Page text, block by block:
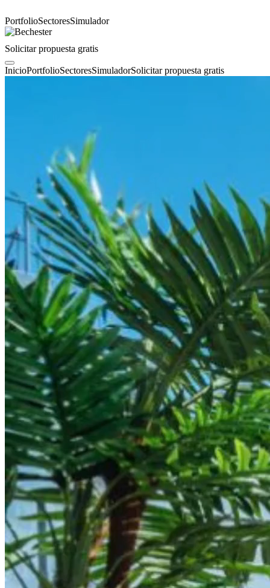
PortfolioSectoresSimulador
Solicitar propuesta gratis
InicioPortfolioSectoresSimuladorSolicitar propuesta gratis